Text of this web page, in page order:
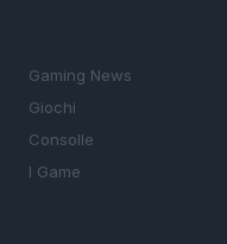
Gaming News
Giochi
Consolle
I Game